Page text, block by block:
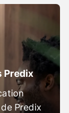
Predix
Predix